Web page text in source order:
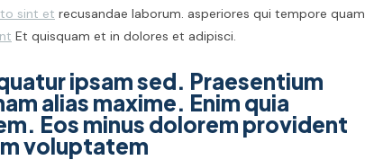
sint et recusandae laborum. asperiores qui tempore quam
Et quisquam et in dolores et adipisci.
ipsam sed. Praesentium
alias maxime. Enim quia
Eos minus dolorem provident
voluptatem